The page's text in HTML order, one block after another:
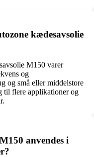
kædesavsolie
M150 varer
og
og små eller middelstore
til flere applikationer og
anvendes i